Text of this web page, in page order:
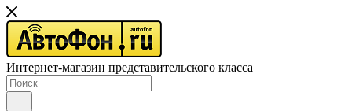
Интернет-магазин представительского класса